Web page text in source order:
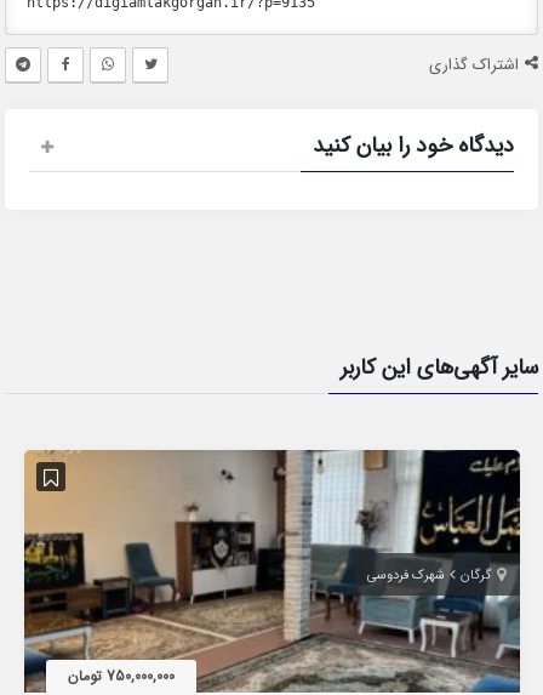
اشتراک گذاری
دیدگاه خود را بیان کنید
سایر آگهی‌های این کاربر
گرگان شهرک فردوسی
750,000,000 تومان